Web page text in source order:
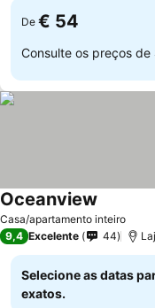
De € 54
Consulte os preços de
Casa/apartamento inteiro
Oceanview
9,4 Excelente 44
Selecione as datas
exatos.